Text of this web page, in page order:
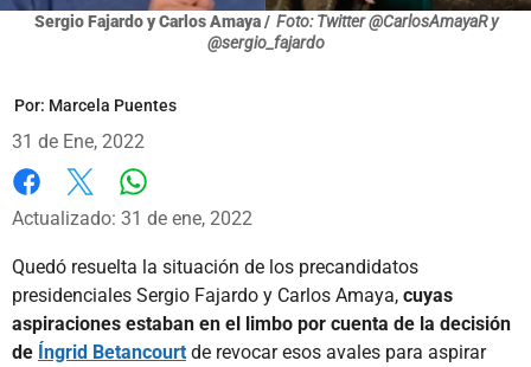
Sergio Fajardo y Carlos Amaya / Foto: Twitter @CarlosAmayaR y
@sergio_fajardo
Por: Marcela Puentes
31 de Ene, 2022
Facebook
X
Actualizado: 31 de ene, 2022
Quedó resuelta la situación de los precandidatos
presidenciales Sergio Fajardo y Carlos Amaya, cuyas
aspiraciones estaban en el limbo por cuenta de la decisión
de Íngrid Betancourt de revocar esos avales para aspirar